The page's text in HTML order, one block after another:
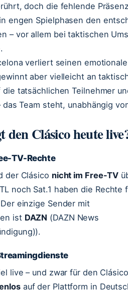
doch die fehlende
engen Spielphasen den
– vor allem bei taktischen
verliert seinen
aber vielleicht an
die tatsächlichen Teilnehmer
Team steht, unabhängig
Clásico heute
TV-Rechte
der Clásico nicht im Free-TV
noch Sat.1 haben die Rechte
einzige Sender mit
ist DAZN (DAZN News
live – und zwar für den
auf der Plattform in